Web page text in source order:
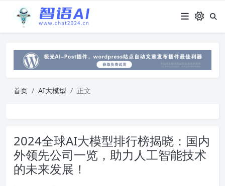
首页 AI大模型 正文
2024全球AI大模型排行榜揭晓：国内
外领先公司一览，助力人工智能技术
的未来发展！